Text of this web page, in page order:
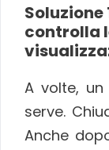
Soluzione
controlla
A volte,
serve.
Anche